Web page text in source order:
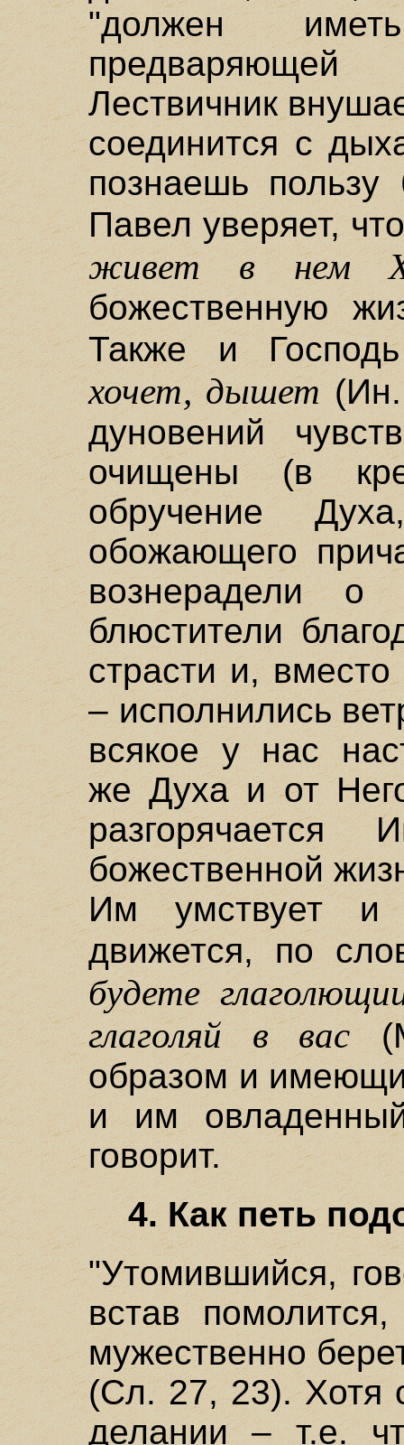
"должен
Лествичник
соединится с
познаешь пользу
Павел уверяет,
живет в нем
божественную
Также и
хочет, дышет(Ин.
дуновений
очищены (в
обручение
обожающего
вознерадели о
блюстители
страсти и,
– исполнились
всякое у нас
же Духа и от
божественной
Им умствует
движется, по
будете
глаголяй в вас
образом и
и им
говорит.
4. Как петь
"Утомившийся,
встав
мужественно
(Сл. 27, 23). Хотя
делании – т.е.